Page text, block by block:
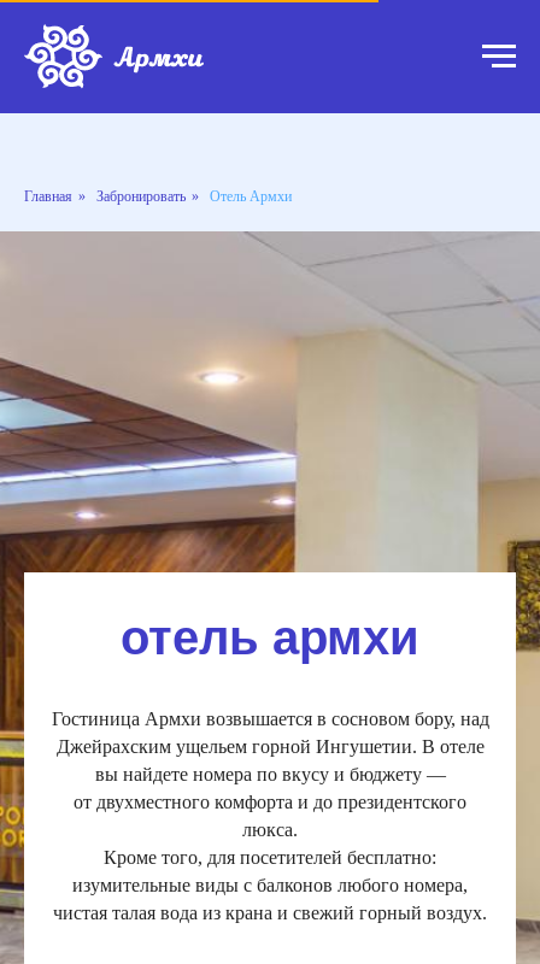
Главная » Забронировать » Отель Армхи
отель армхи
Гостиница Армхи возвышается в сосновом бору, над
Джейрахским ущельем горной Ингушетии. В отеле
вы найдете номера по вкусу и бюджету —
от двухместного комфорта и до президентского
люкса.
Кроме того, для посетителей бесплатно:
изумительные виды с балконов любого номера,
чистая талая вода из крана и свежий горный воздух.